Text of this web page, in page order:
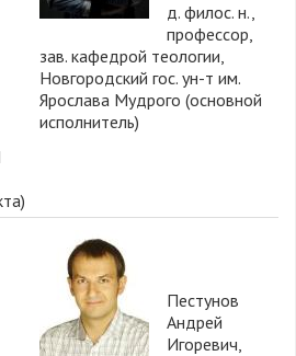
д. филос. н.,
профессор,
зав. кафедрой теологии,
Новгородский гос. ун-т им.
Ярослава Мудрого (основной
исполнитель)
Пестунов
Андрей
Игоревич,